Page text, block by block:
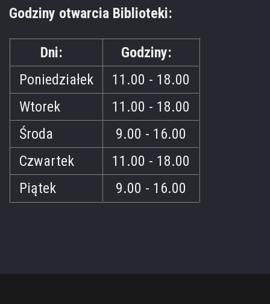
Godziny otwarcia Biblioteki:
Dni:
Godziny:
Poniedziałek
11.00 - 18.00
Wtorek
11.00 - 18.00
Środa
9.00 - 16.00
Czwartek
11.00 - 18.00
Piątek
9.00 - 16.00